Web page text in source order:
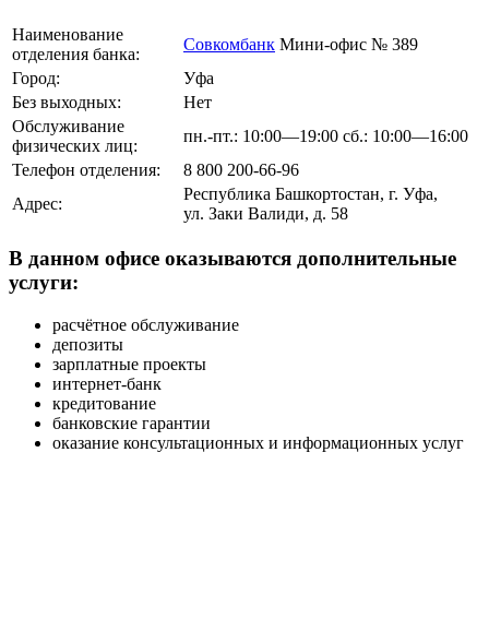
Наименование
отделения банка:
Совкомбанк Мини-офис № 389
Город:
Уфа
Без выходных:
Нет
Обслуживание
физических лиц:
пн.-пт.: 10:00—19:00 сб.: 10:00—16:00
Телефон отделения:
8 800 200-66-96
Адрес:
Республика Башкортостан, г. Уфа,
ул. Заки Валиди, д. 58
В данном офисе оказываются дополнительные
услуги:
расчётное обслуживание
депозиты
зарплатные проекты
интернет-банк
кредитование
банковские гарантии
оказание консультационных и информационных услуг